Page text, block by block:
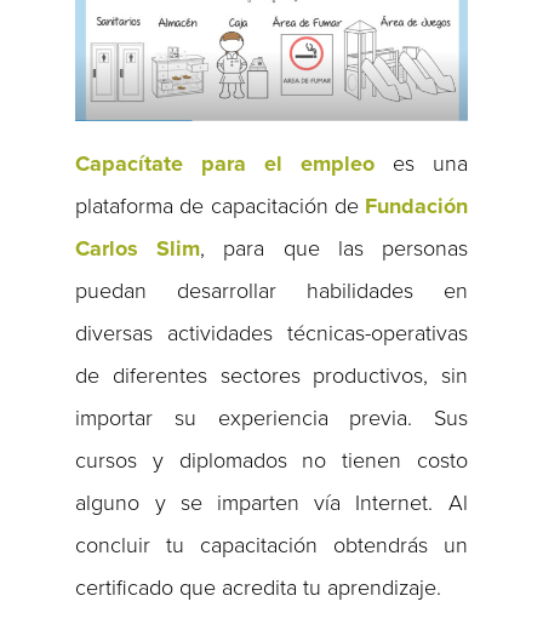
Capacítate para el empleoes una
plataforma de capacitación de Fundación
Carlos Slim, para que las personas
puedan desarrollar habilidades en
diversas actividades técnicas-operativas
de diferentes sectores productivos, sin
importar su experiencia previa. Sus
cursos y diplomados no tienen costo
alguno y se imparten vía Internet. Al
concluir tu capacitación obtendrás un
certificado que acredita tu aprendizaje.